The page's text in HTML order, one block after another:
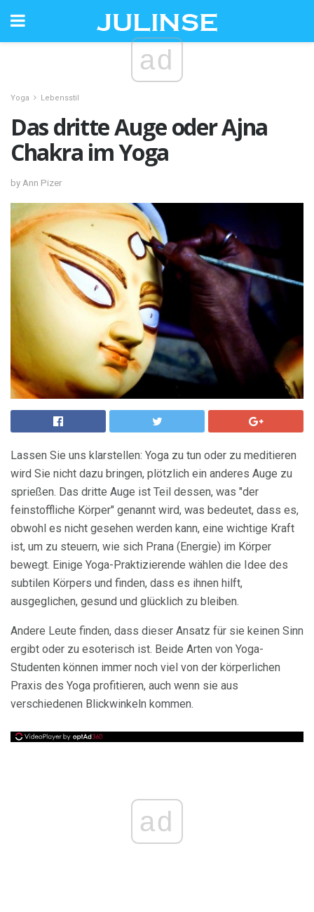
ad
Yoga Lebensstil
Das dritte Auge oder Ajna
Chakra im Yoga
by Ann Pizer
Lassen Sie uns klarstellen: Yoga zu tun oder zu meditieren
wird Sie nicht dazu bringen, plötzlich ein anderes Auge zu
sprießen. Das dritte Auge ist Teil dessen, was "der
feinstoffliche Körper" genannt wird, was bedeutet, dass es,
obwohl es nicht gesehen werden kann, eine wichtige Kraft
ist, um zu steuern, wie sich Prana (Energie) im Körper
bewegt. Einige Yoga-Praktizierende wählen die Idee des
subtilen Körpers und finden, dass es ihnen hilft,
ausgeglichen, gesund und glücklich zu bleiben.
Andere Leute finden, dass dieser Ansatz für sie keinen Sinn
ergibt oder zu esoterisch ist. Beide Arten von Yoga-
Studenten können immer noch viel von der körperlichen
Praxis des Yoga profitieren, auch wenn sie aus
verschiedenen Blickwinkeln kommen.
ad